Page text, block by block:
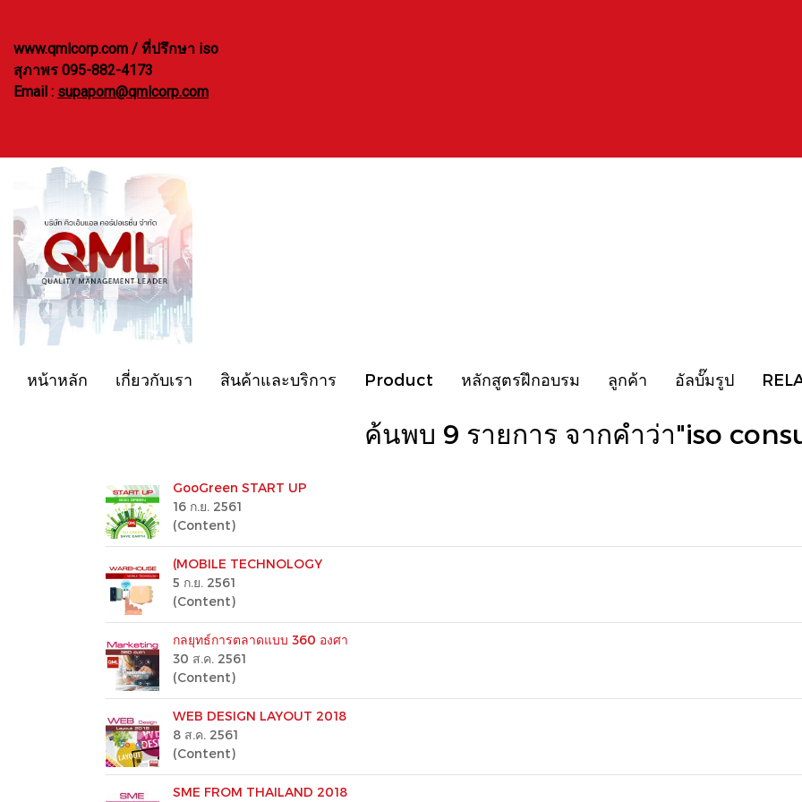
www.qmlcorp.com / ที่ปรึกษา iso
สุภาพร 095-882-4173
Email : supaporn@qmlcorp.com
หน้าหลัก เกี่ยวกับเรา สินค้าและบริการ Product หลักสูตรฝึกอบรม ลูกค้า อัลบั๊มรูป
ค้นพบ 9 รายการ จากคำว่า"iso
GooGreen START UP
16 ก.ย. 2561
(Content)
(MOBILE TECHNOLOGY
5 ก.ย. 2561
(Content)
กลยุทธ์การตลาดแบบ 360 องศา
30 ส.ค. 2561
(Content)
WEB DESIGN LAYOUT 2018
8 ส.ค. 2561
(Content)
SME FROM THAILAND 2018